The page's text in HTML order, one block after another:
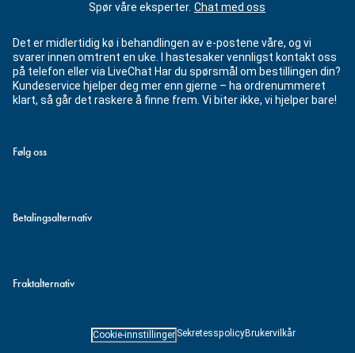
Spør våre eksperter. Chat med oss
Det er midlertidig kø i behandlingen av e-postene våre, og vi
svarer innen omtrent en uke. I hastesaker vennligst kontakt oss
på telefon eller via LiveChat Har du spørsmål om bestillingen din?
Kundeservice hjelper deg mer enn gjerne – ha ordrenummeret
klart, så går det raskere å finne frem. Vi biter ikke, vi hjelper bare!
Følg oss
Betalingsalternativ
Fraktalternativ
Cookie-innstillinger SekretesspolicyBrukervilkår